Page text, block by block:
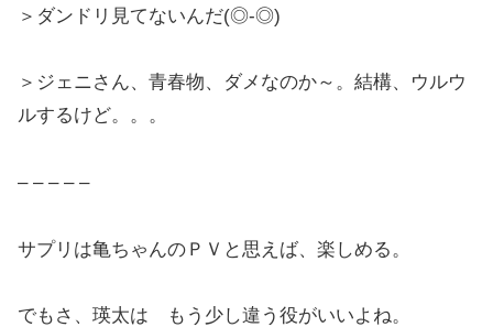
＞ダンドリ見てないんだ(◎-◎)
＞ジェニさん、青春物、ダメなのか～。結構、ウルウ
ルするけど。。。
– – – – –
サプリは亀ちゃんのＰＶと思えば、楽しめる。
でもさ、瑛太は もう少し違う役がいいよね。